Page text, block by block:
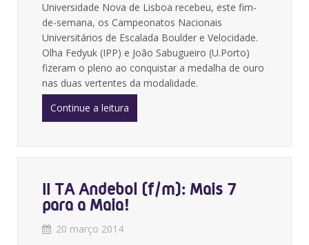
Universidade Nova de Lisboa recebeu, este fim-
de-semana, os Campeonatos Nacionais
Universitários de Escalada Boulder e Velocidade.
Olha Fedyuk (IPP) e João Sabugueiro (U.Porto)
fizeram o pleno ao conquistar a medalha de ouro
nas duas vertentes da modalidade.
Continue a leitura
II TA Andebol (f/m): Mais 7
para a Maia!
20 março 2014